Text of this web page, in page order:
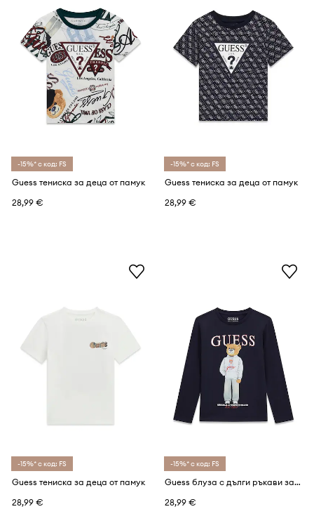
-15%* с код: FS
Guess тениска за деца от памук
28,99 €
-15%* с код: FS
Guess тениска за деца от памук
28,99 €
-15%* с код: FS
Guess тениска за деца от памук
28,99 €
-15%* с код: FS
Guess блуза с дълги ръкави за деца от памук
28,99 €